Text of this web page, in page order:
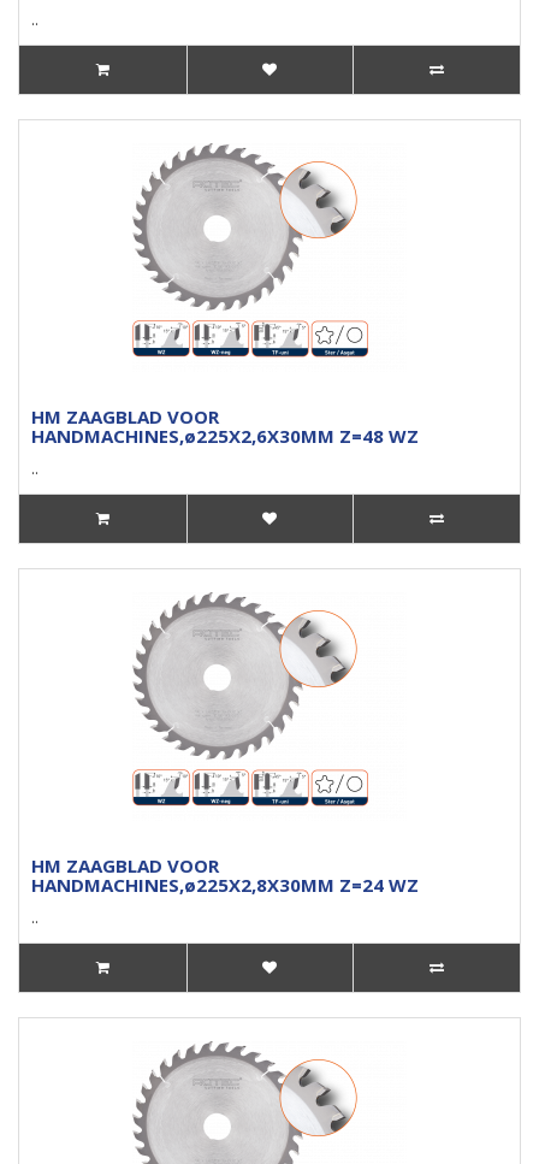
..
HM ZAAGBLAD VOOR
HANDMACHINES,ø225X2,6X30MM Z=48 WZ
..
HM ZAAGBLAD VOOR
HANDMACHINES,ø225X2,8X30MM Z=24 WZ
..